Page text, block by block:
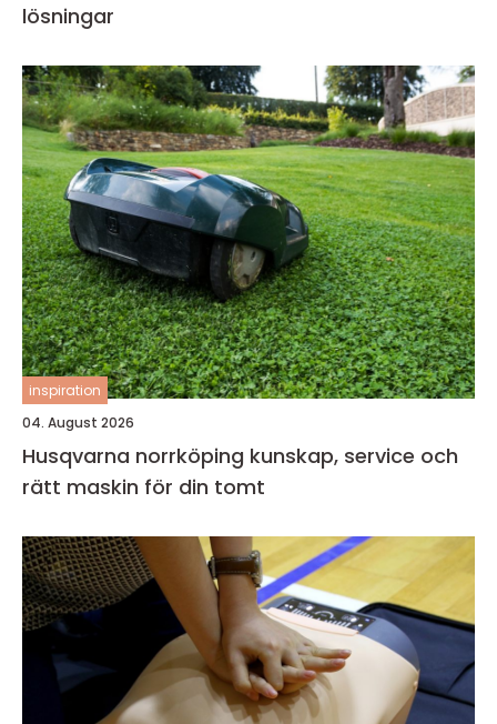
lösningar
inspiration
04. August 2026
Husqvarna norrköping kunskap, service och
rätt maskin för din tomt